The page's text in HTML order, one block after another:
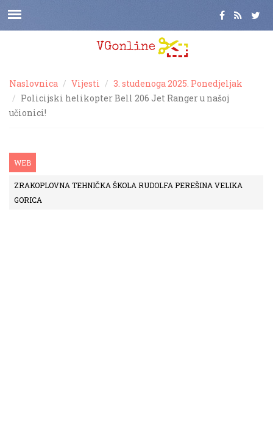
Naslovnica Vijesti
3. studenoga 2025. Ponedjeljak
Policijski helikopter Bell 206 Jet Ranger u našoj
učionici!
WEB
ZRAKOPLOVNA TEHNIČKA ŠKOLA RUDOLFA PEREŠINA VELIKA
GORICA